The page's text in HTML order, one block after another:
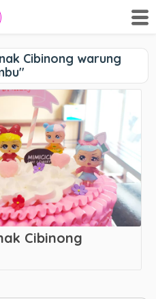
Cibinong warung
Cibinong